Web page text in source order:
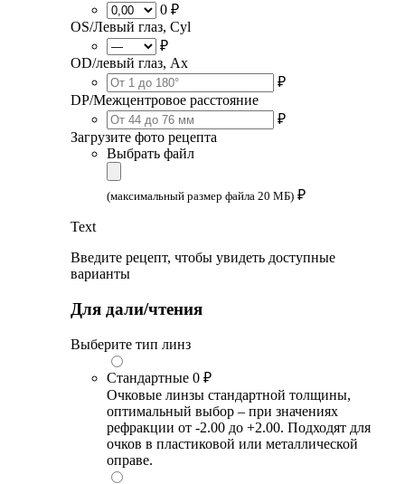
0 ₽
OS/Левый глаз, Cyl
₽
OD/левый глаз, Ax
₽
DP/Межцентровое расстояние
₽
Загрузите фото рецепта
Выбрать файл
(максимальный размер файла 20 МБ) ₽
Text
Введите рецепт, чтобы увидеть доступные
варианты
Для дали/чтения
Выберите тип линз
Стандартные 0 ₽
Очковые линзы стандартной толщины,
оптимальный выбор – при значениях
рефракции от -2.00 до +2.00. Подходят для
очков в пластиковой или металлической
оправе.